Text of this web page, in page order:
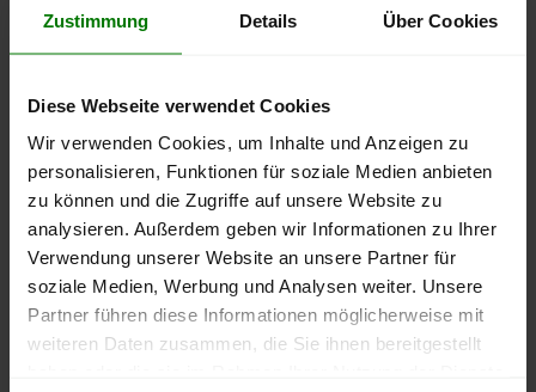
Zustimmung Details Über Cookies
Diese Webseite verwendet Cookies
Wir verwenden Cookies, um Inhalte und Anzeigen zu
personalisieren, Funktionen für soziale Medien anbieten
zu können und die Zugriffe auf unsere Website zu
analysieren. Außerdem geben wir Informationen zu Ihrer
Verwendung unserer Website an unsere Partner für
soziale Medien, Werbung und Analysen weiter. Unsere
Partner führen diese Informationen möglicherweise mit
weiteren Daten zusammen, die Sie ihnen bereitgestellt
lose Ware Sackware
September
Januar
Mai
250 €
400 €
Die aktuelle Preisentwicklung für Holzpellets in Deutschland
können Sie jederzeit auf unsererPelletspreise-Seite
nachvollziehen.